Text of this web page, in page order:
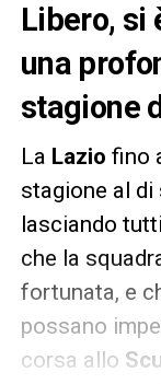
Libero, si
una
stagione
La Lazio fino
stagione al di
lasciando
che la
fortunata, e
possano
corsa allo